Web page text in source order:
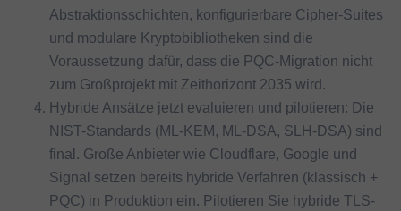
Abstraktionsschichten, konfigurierbare Cipher-Suites
und modulare Kryptobibliotheken sind die
Voraussetzung dafür, dass die PQC-Migration nicht
zum Großprojekt mit Zeithorizont 2035 wird.
Hybride Ansätze jetzt evaluieren und pilotieren: Die
NIST-Standards (ML-KEM, ML-DSA, SLH-DSA) sind
final. Große Anbieter wie Cloudflare, Google und
Signal setzen bereits hybride Verfahren (klassisch +
PQC) in Produktion ein. Pilotieren Sie hybride TLS-